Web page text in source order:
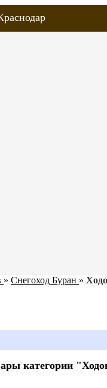
» Снегоход Буран »
категории